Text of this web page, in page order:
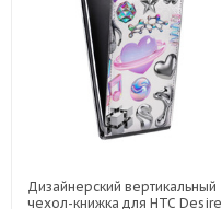
Дизайнерский вертикальный
чехол-книжка для HTC Desire